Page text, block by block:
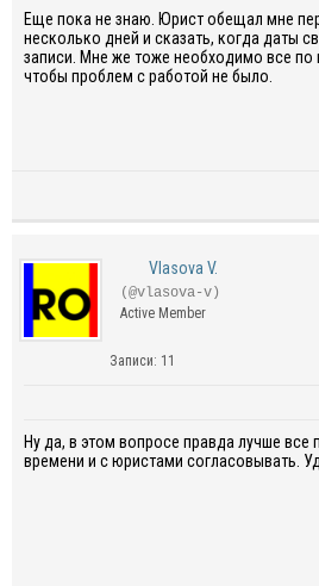
Еще пока не знаю. Юрист обещал мне
несколько дней и сказать, когда даты
записи. Мне же тоже необходимо все по
чтобы проблем с работой не было.
Vlasova V.
(@vlasova-v)
Active Member
Записи: 11
Ну да, в этом вопросе правда лучше все
времени и с юристами согласовывать.